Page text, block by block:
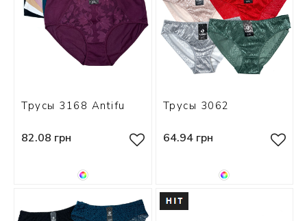
Трусы 3168 Antifu
82.08 грн
Трусы 3062
64.94 грн